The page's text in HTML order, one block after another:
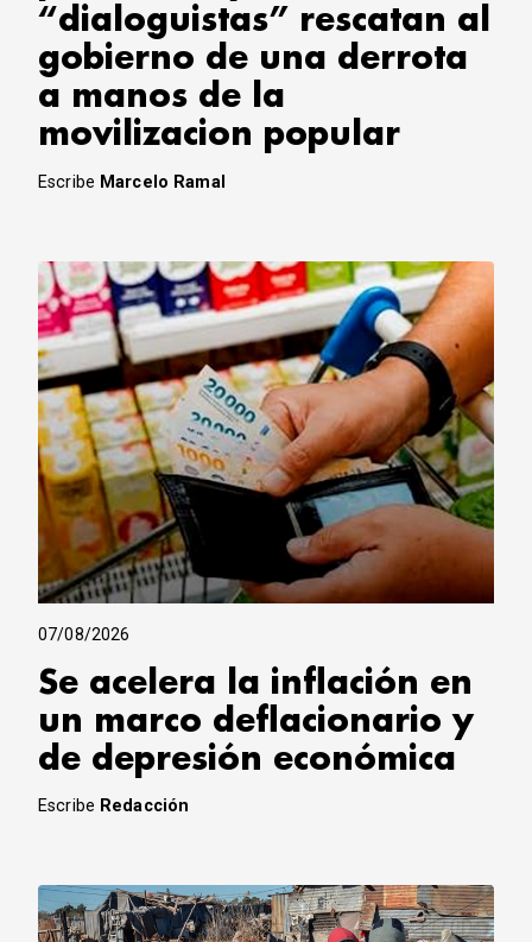
“dialoguistas” rescatan al
gobierno de una derrota
a manos de la
movilizacion popular
Escribe Marcelo Ramal
07/08/2026
Se acelera la inflación en
un marco deflacionario y
de depresión económica
Escribe Redacción